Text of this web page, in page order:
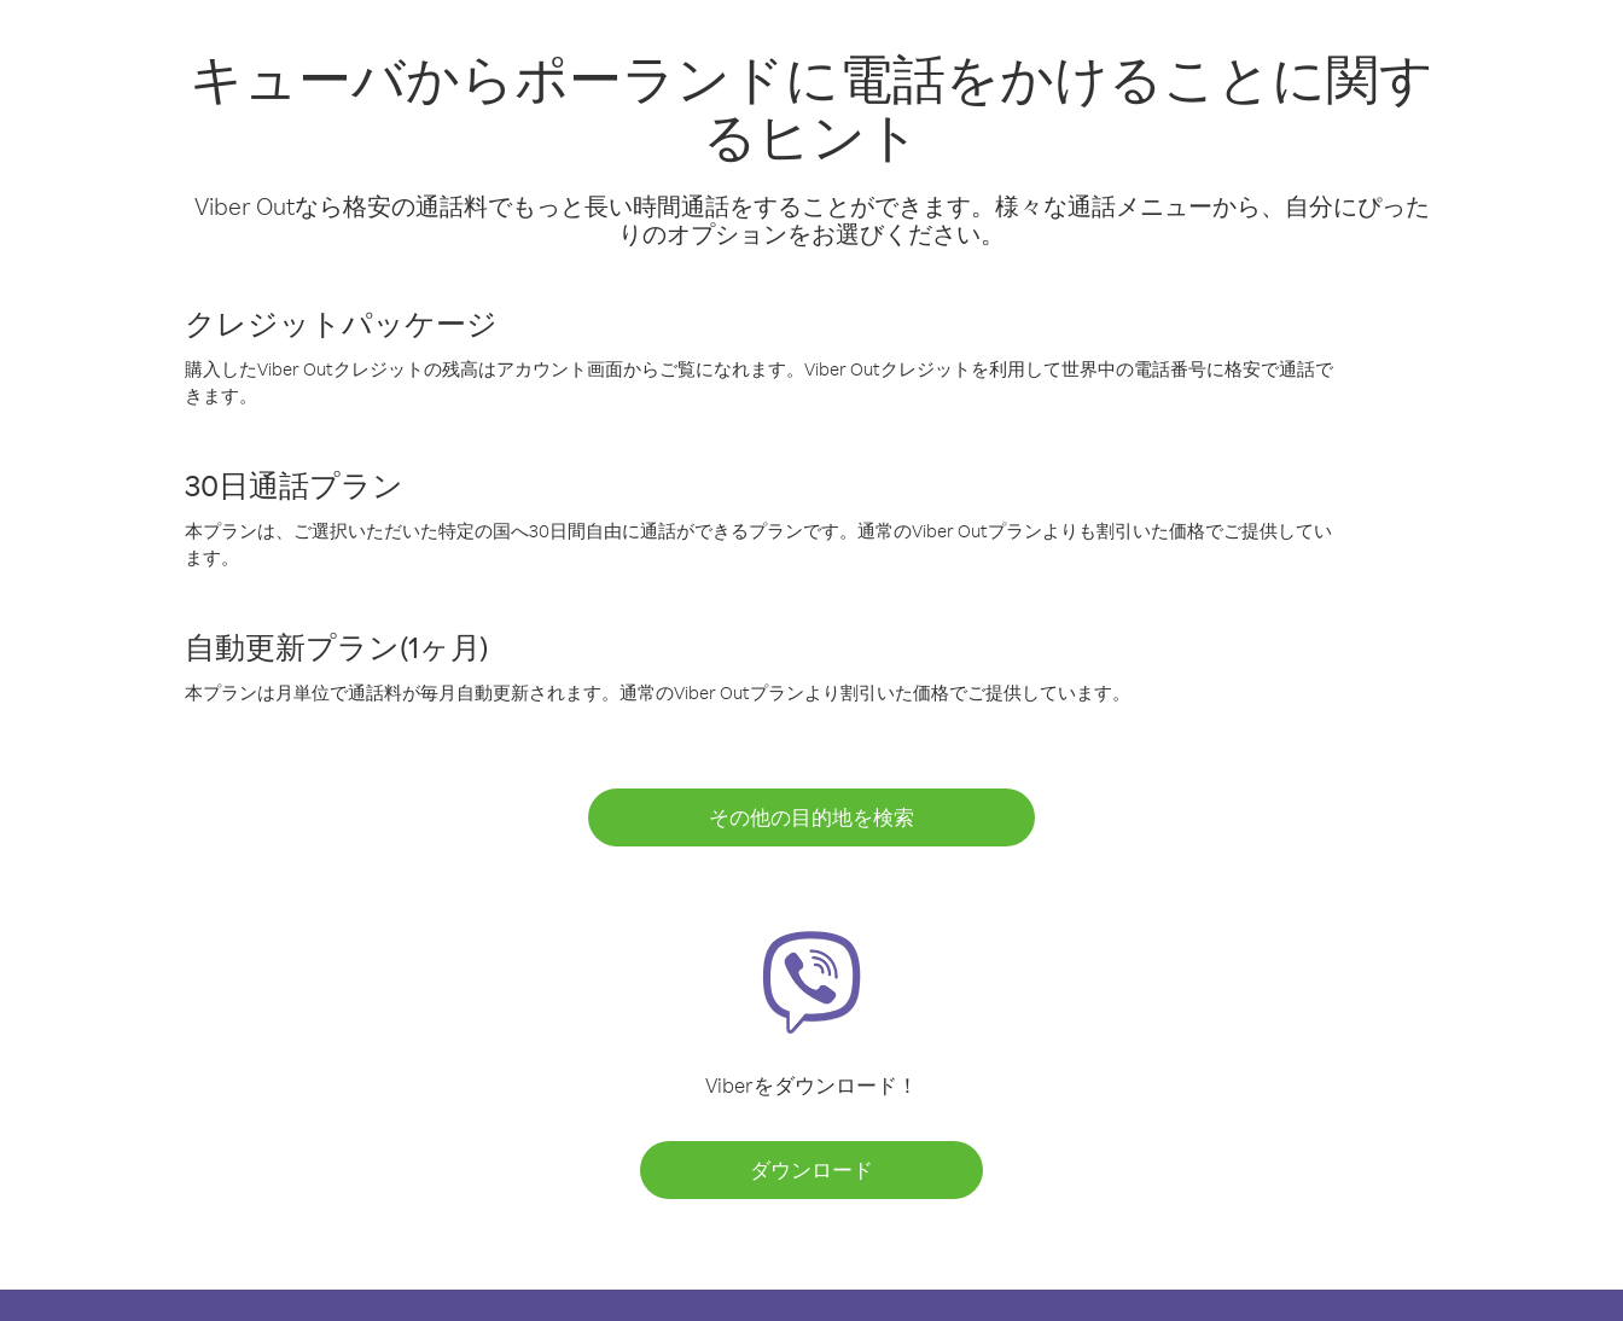
キューバからポーランドに電話をかけることに関す
るヒント
Viber Outなら格安の通話料でもっと長い時間通話をすることができます。様々な通話メニューから、自分にぴった
りのオプションをお選びください。
クレジットパッケージ
購入したViber Outクレジットの残高はアカウント画面からご覧になれます。Viber Outクレジットを利用して世界中の電話番号に格安で通話で
きます。
30日通話プラン
本プランは、ご選択いただいた特定の国へ30日間自由に通話ができるプランです。通常のViber Outプランよりも割引いた価格でご提供してい
ます。
自動更新プラン(1ヶ月)
本プランは月単位で通話料が毎月自動更新されます。通常のViber Outプランより割引いた価格でご提供しています。
その他の目的地を検索
Viberをダウンロード！
ダウンロード